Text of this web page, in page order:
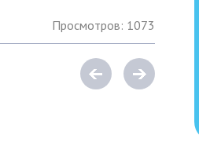
Просмотров: 1073